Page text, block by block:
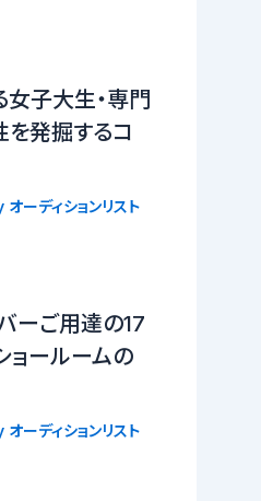
子大生・専門
を発掘するコ
オーディションリスト
ーご用達の17
ョールームの
オーディションリスト